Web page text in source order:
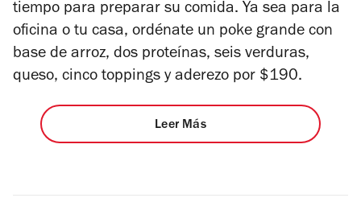
tiempo para preparar su comida. Ya sea para la
oficina o tu casa, ordénate un poke grande con
base de arroz, dos proteínas, seis verduras,
queso, cinco toppings y aderezo por $190.
Leer Más